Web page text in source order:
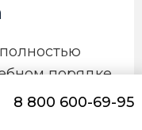
порядке,
исковой
об этом в
8 800 600-69-95